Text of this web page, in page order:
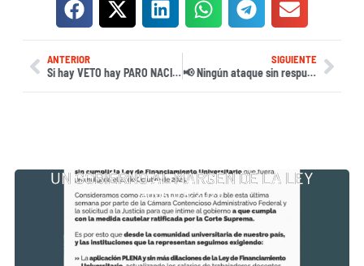
ANTERIOR
Si hay VETO hay PARO NACIONAL por 24 hs.
SIGUIENTE
📢 Ningún ataque sin respuesta: Basta de violencia machista
UN GOBIERNO AL MARGEN DE LA LEY
agosto 8, 2026